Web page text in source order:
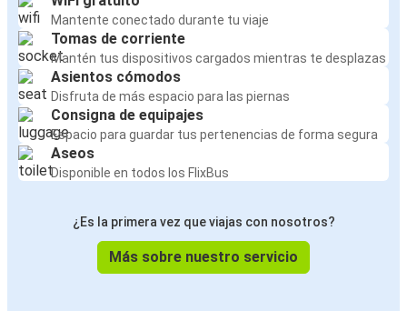
Mantente conectado durante tu viaje
Tomas de corriente
Mantén tus dispositivos cargados mientras te desplazas
Asientos cómodos
Disfruta de más espacio para las piernas
Consigna de equipajes
Espacio para guardar tus pertenencias de forma segura
Aseos
Disponible en todos los FlixBus
¿Es la primera vez que viajas con nosotros?
Más sobre nuestro servicio